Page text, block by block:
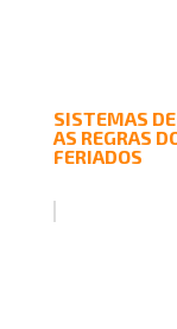
SISTEMAS
AS REGRAS
FERIADOS